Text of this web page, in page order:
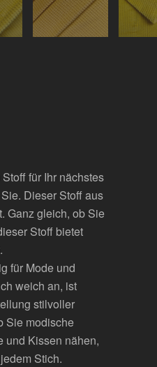
für Ihr nächstes
Dieser Stoff aus
Ganz gleich, ob Sie
Stoff bietet
für Mode und
weich an, ist
stilvoller
Sie modische
und Kissen nähen,
Stich.